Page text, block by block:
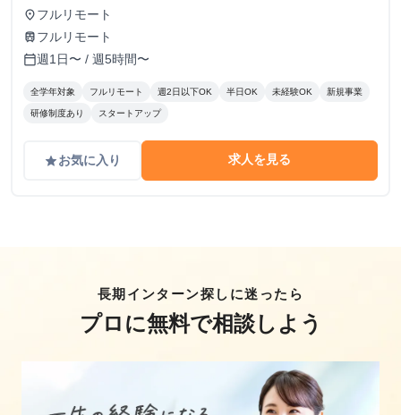
り裁量のある業務にもチャレンジできます。 しっかりとし
た評価体制を設け、時給アップも随時検討していきます！
place フルリモート
train フルリモート
calendar_today週1日〜 / 週5時間〜
全学年対象 フルリモート 週2日以下OK 半日OK 未経験OK 新規事業
研修制度あり スタートアップ
gradeお気に入り 求人を見る
長期インターン探しに迷ったら
プロに無料で相談しよう